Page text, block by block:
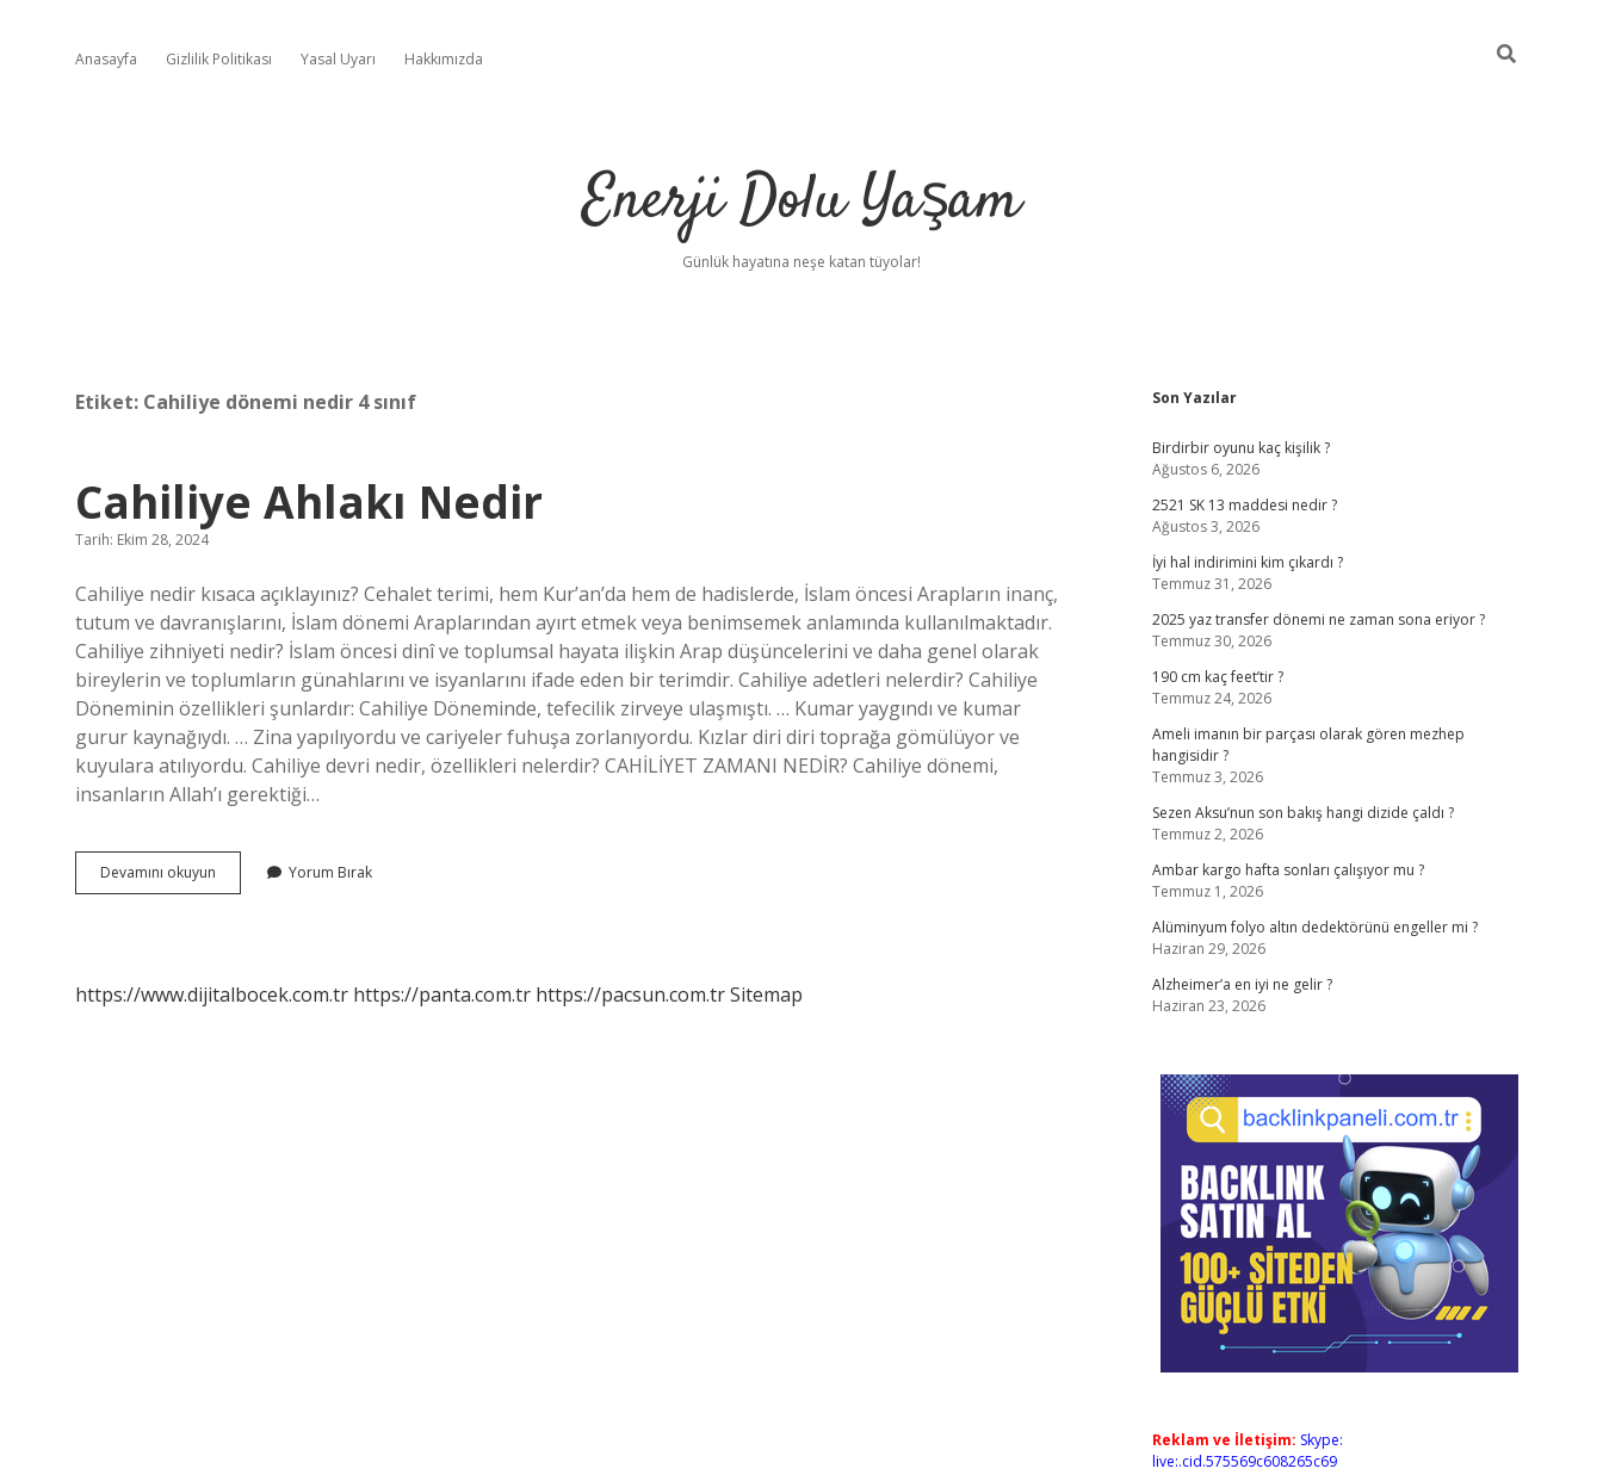
Anasayfa Gizlilik Politikası Yasal Uyarı Hakkımızda
Enerji Dolu Yaşam
Günlük hayatına neşe katan tüyolar!
Etiket: Cahiliye dönemi nedir 4 sınıf
Cahiliye Ahlakı Nedir
Tarih: Ekim 28, 2024
Cahiliye nedir kısaca açıklayınız? Cehalet terimi, hem Kur’an’da hem de hadislerde, İslam öncesi Arapların inanç,
tutum ve davranışlarını, İslam dönemi Araplarından ayırt etmek veya benimsemek anlamında kullanılmaktadır.
Cahiliye zihniyeti nedir? İslam öncesi dinî ve toplumsal hayata ilişkin Arap düşüncelerini ve daha genel olarak
bireylerin ve toplumların günahlarını ve isyanlarını ifade eden bir terimdir. Cahiliye adetleri nelerdir? Cahiliye
Döneminin özellikleri şunlardır: Cahiliye Döneminde, tefecilik zirveye ulaşmıştı. … Kumar yaygındı ve kumar
gurur kaynağıydı. … Zina yapılıyordu ve cariyeler fuhuşa zorlanıyordu. Kızlar diri diri toprağa gömülüyor ve
kuyulara atılıyordu. Cahiliye devri nedir, özellikleri nelerdir? CAHİLİYET ZAMANI NEDİR? Cahiliye dönemi,
insanların Allah’ı gerektiği…
Devamını okuyun
Ahlakı
Yorum Bırak
https://www.dijitalbocek.com.tr https://panta.com.tr https://pacsun.com.trSitemap
Sidebar
Son Yazılar
Birdirbir oyunu kaç kişilik ?
Ağustos 6, 2026
2521 SK 13 maddesi nedir ?
Ağustos 3, 2026
İyi hal indirimini kim çıkardı ?
Temmuz 31, 2026
2025 yaz transfer dönemi ne zaman sona eriyor ?
Temmuz 30, 2026
190 cm kaç feet’tir ?
Temmuz 24, 2026
Ameli imanın bir parçası olarak gören mezhep
hangisidir ?
Temmuz 3, 2026
Sezen Aksu’nun son bakış hangi dizide çaldı ?
Temmuz 2, 2026
Ambar kargo hafta sonları çalışıyor mu ?
Temmuz 1, 2026
Alüminyum folyo altın dedektörünü engeller mi ?
Haziran 29, 2026
Alzheimer’a en iyi ne gelir ?
Haziran 23, 2026
Reklam ve İletişim: Skype:
live:.cid.575569c608265c69